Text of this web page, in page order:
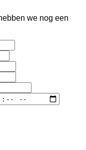
we nog een